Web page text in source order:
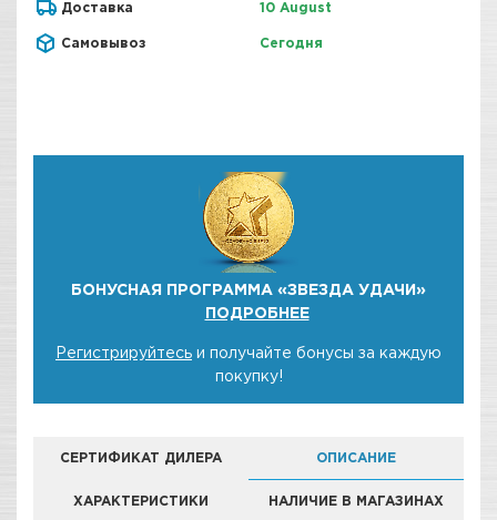
Доставка 10 August
Самовывоз Сегодня
БОНУСНАЯ ПРОГРАММА «ЗВЕЗДА УДАЧИ»
ПОДРОБНЕЕ
Регистрируйтесь и получайте бонусы за каждую
покупку!
СЕРТИФИКАТ ДИЛЕРА ОПИСАНИЕ
ХАРАКТЕРИСТИКИ НАЛИЧИЕ В МАГАЗИНАХ